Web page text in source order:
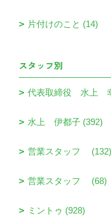
片付けのこと (14)
スタッフ別
代表取締役 水上
水上 伊都子 (392)
営業スタッフ (132)
営業スタッフ (68)
ミントゥ (928)